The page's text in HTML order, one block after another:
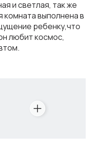
и светлая, так же
комната выполнена в
ребенку,что
любит космос,